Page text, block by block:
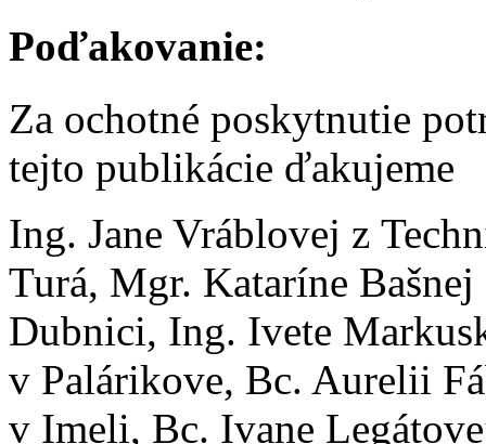
Poďakovanie:
Za ochotné poskytnutie
tejto publikácie ďakujeme
Ing. Jane Vráblovej z
Turá, Mgr. Kataríne
Dubnici, Ing. Ivete
v Palárikove, Bc. Aurelii
v Imeli, Bc. Ivane